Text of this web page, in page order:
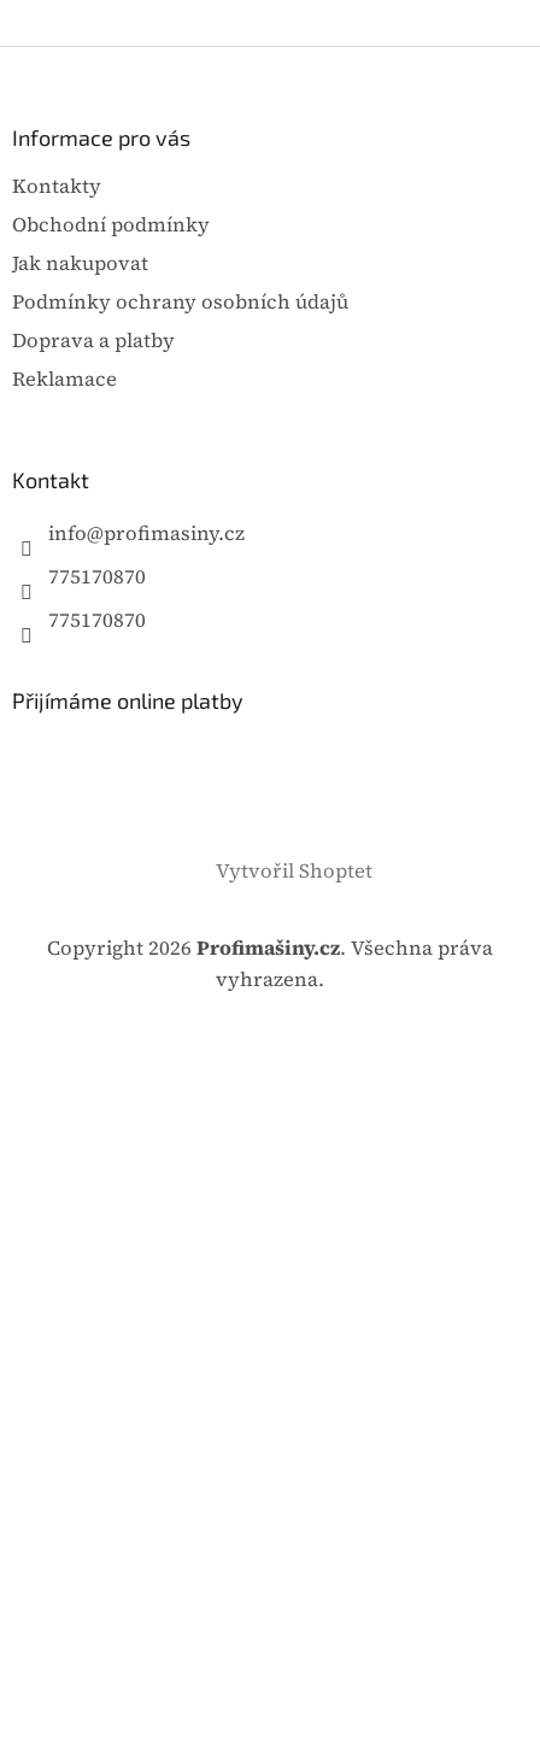
Informace pro vás
Kontakty
Obchodní podmínky
Jak nakupovat
Podmínky ochrany osobních údajů
Doprava a platby
Reklamace
Kontakt
info@profimasiny.cz
775170870
775170870
Přijímáme online platby
Vytvořil Shoptet
Copyright 2026 Profimašiny.cz. Všechna práva
vyhrazena.